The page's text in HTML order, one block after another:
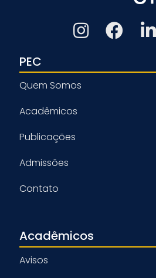
PEC
Quem Somos
Acadêmicos
Publicações
Admissões
Contato
Acadêmicos
Avisos